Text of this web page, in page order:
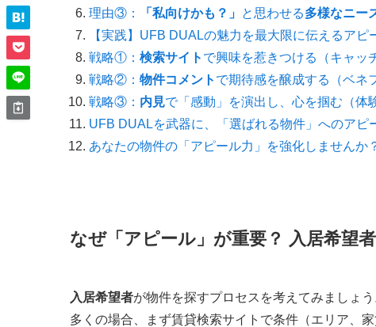
理由③：
「私向けかも？」 と思わせる多様なニー
【実践】UFB DUALの魅力を最大限に伝えるアピ
戦略①： 検索サイト で興味を惹きつける（キャッ
戦略②： 物件コメント で期待感を醸成する（ベネ
戦略③： 内見で「感動」を演出し、心を掴む（体
UFB DUALを武器に、「選ばれる物件」へのアピ
あなたの物件の「アピール力」を強化しませんか
なぜ「アピール」が重要？ 入居希望
入居希望者が物件を探すプロセスを考えてみましょう
多くの場合、まず賃貸検索サイトで条件（エリア、